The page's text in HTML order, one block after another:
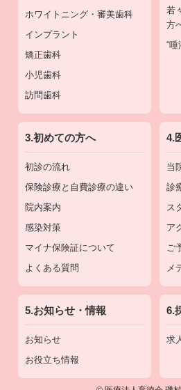
ホワイトニング・審美歯科
インプラント
矯正歯科
小児歯科
訪問歯科
若
方
“
3.初めての方へ
初診の流れ
保険診療と自費診療の違い
院内案内
感染対策
マイナ保険証について
よくある質問
4.
当
診
ス
ア
ご
メ
5.お知らせ・情報
お知らせ
お役立ち情報
6.
求